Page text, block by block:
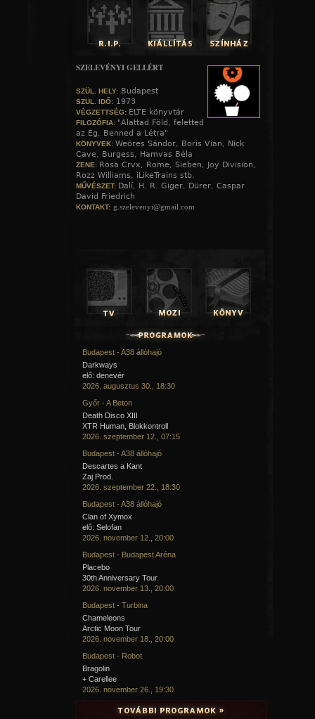
SZELEVÉNYI GELLÉRT
SZÜL. HELY: Budapest
SZÜL. IDŐ: 1973
VÉGZETTSÉG: ELTE könyvtár
FILOZÓFIA: "Alattad Föld, feletted
az Ég, Benned a Létra"
KÖNYVEK: Weöres Sándor, Boris Vian, Nick
Cave, Burgess, Hamvas Béla
ZENE: Rosa Crvx, Rome, Sieben, Joy Division,
Rozz Williams, iLikeTrains stb.
MŰVÉSZET: Dalí, H. R. Giger, Dürer, Caspar
David Friedrich
KONTAKT: g.szelevenyi@gmail.com
Budapest - A38 állóhajó
Darkways
elő: denevér
2026. augusztus 30., 18:30
Győr - A Beton
Death Disco XIII
XTR Human, Blokkontroll
2026. szeptember 12., 07:15
Budapest - A38 állóhajó
Descartes a Kant
Zaj Prod.
2026. szeptember 22., 18:30
Budapest - A38 állóhajó
Clan of Xymox
elő: Selofan
2026. november 12., 20:00
Budapest - Budapest Aréna
Placebo
30th Anniversary Tour
2026. november 13., 20:00
Budapest - Turbina
Chameleons
Arctic Moon Tour
2026. november 18., 20:00
Budapest - Robot
Bragolin
+ Carellee
2026. november 26., 19:30